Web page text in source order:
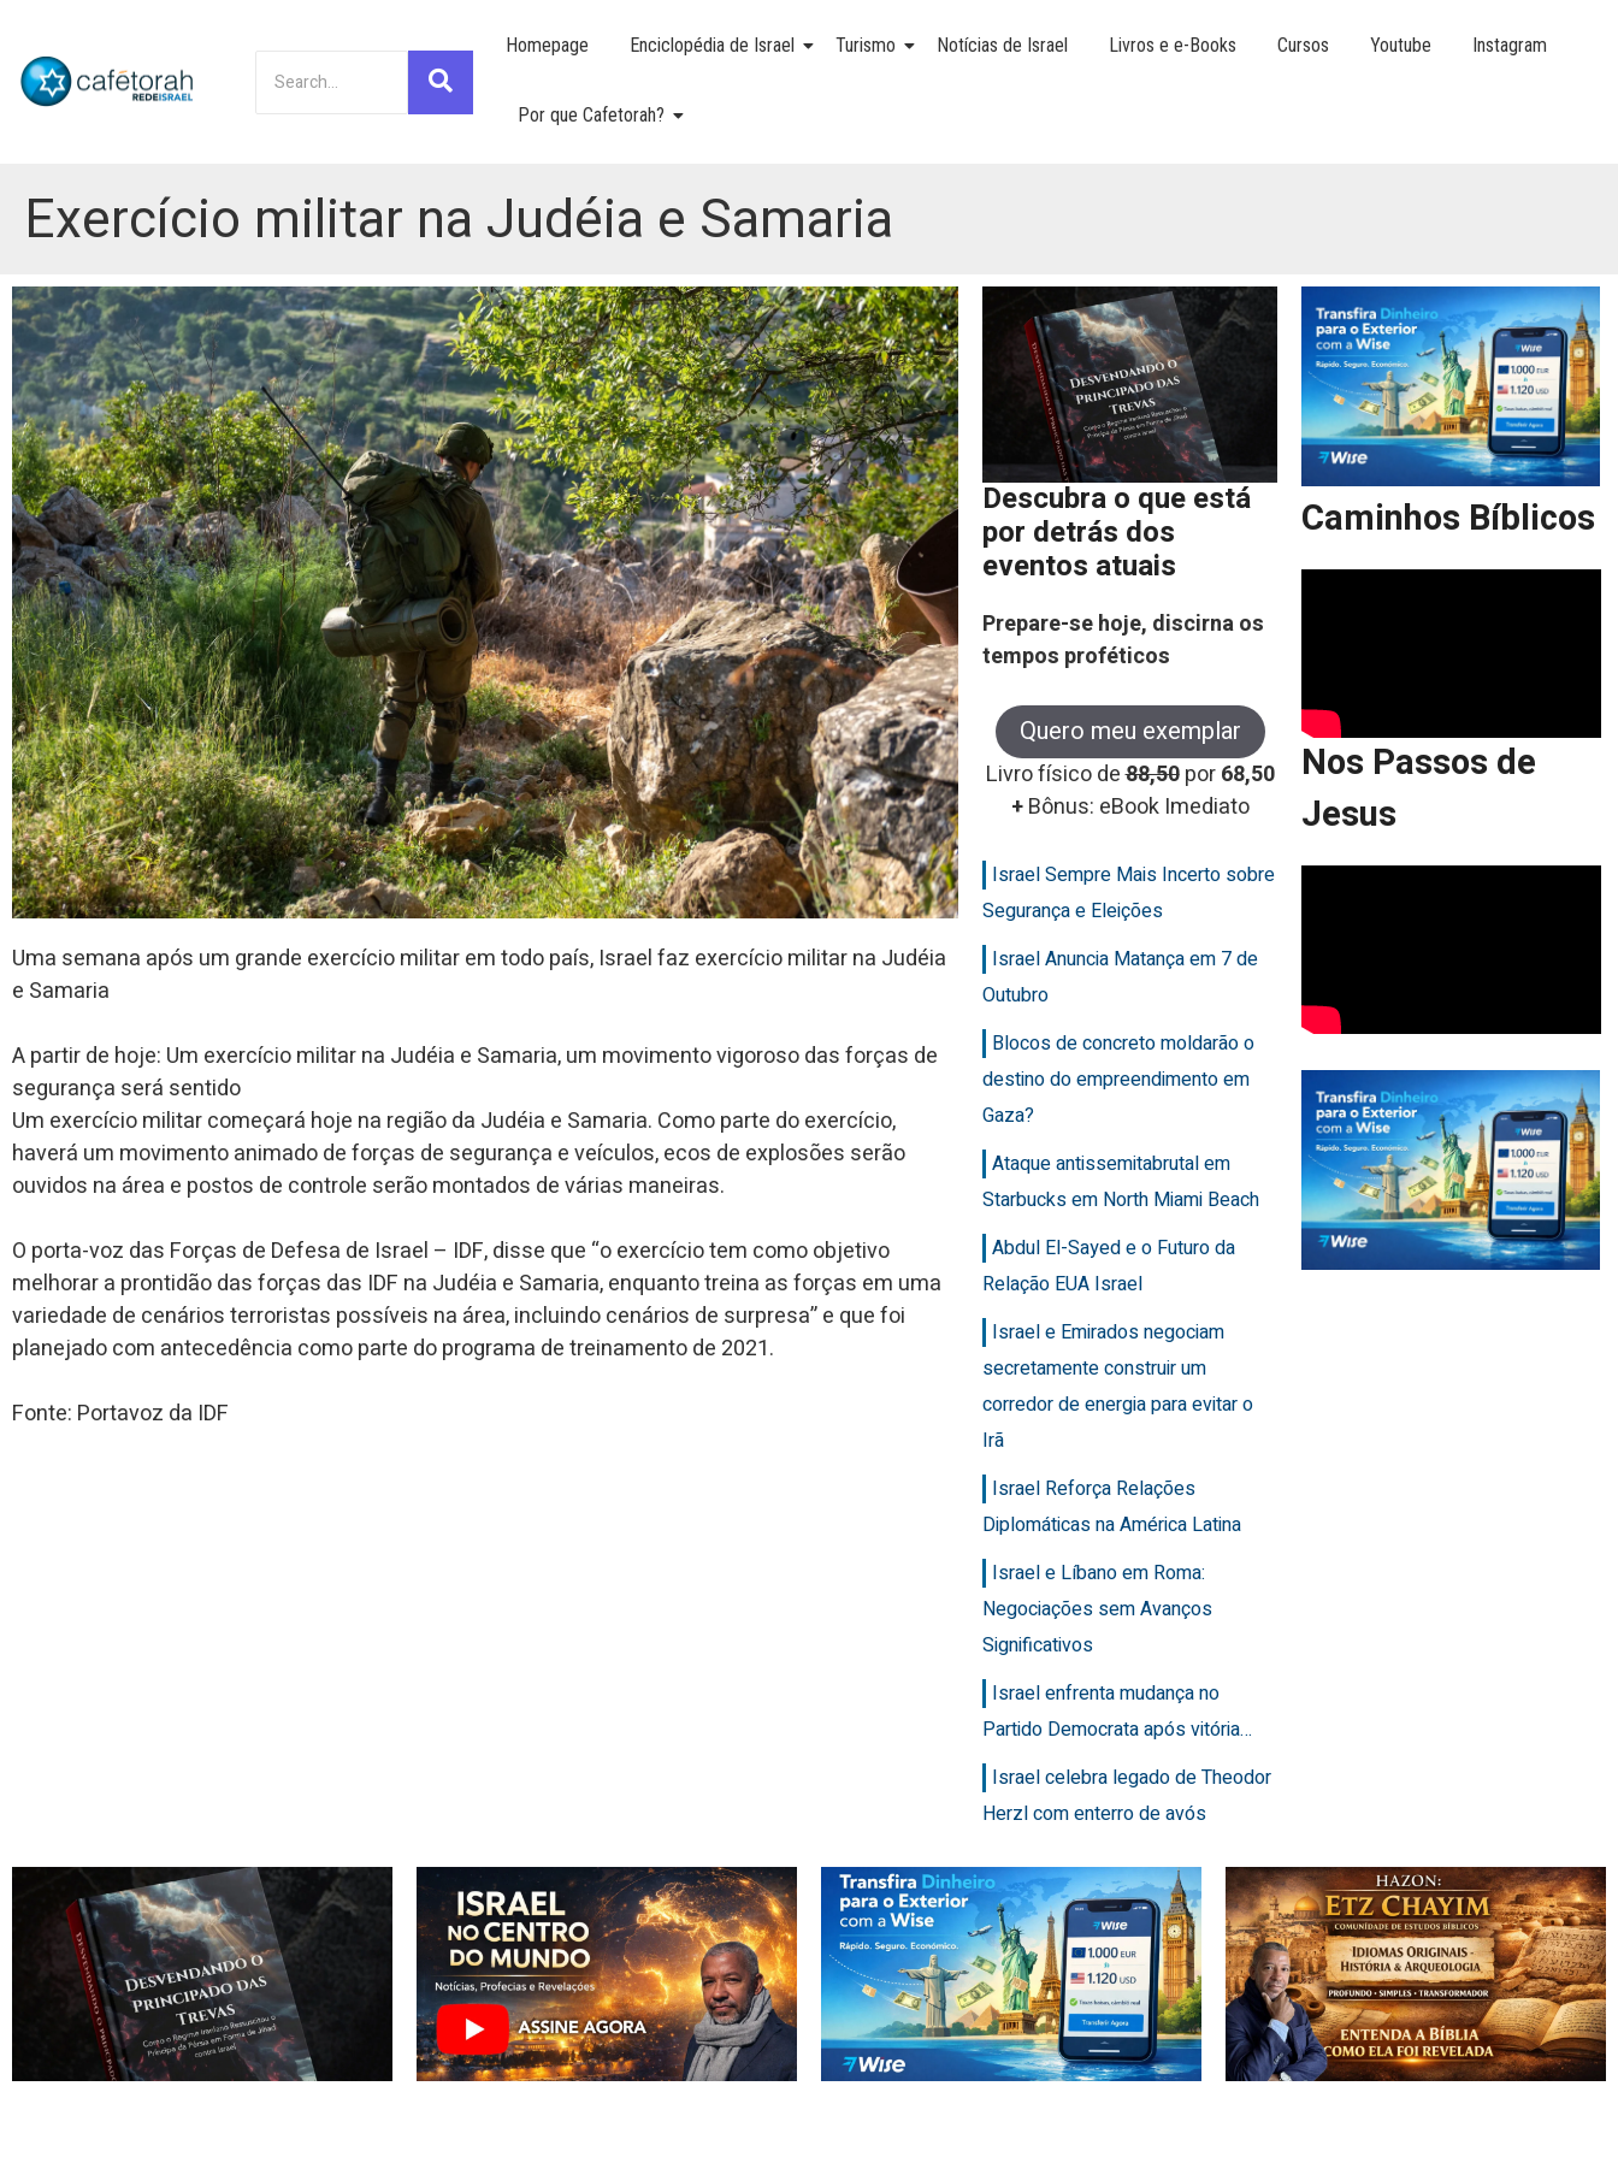
Homepage Enciclopédia de Israel Turismo Notícias de Israel Livros e e-Books Cursos Youtube Instagram
Por que Cafetorah?
Exercício militar na Judéia e Samaria
Uma semana após um grande exercício militar em todo país, Israel faz exercício militar na Judéia
e Samaria
A partir de hoje: Um exercício militar na Judéia e Samaria, um movimento vigoroso das forças de
segurança será sentido
Um exercício militar começará hoje na região da Judéia e Samaria. Como parte do exercício,
haverá um movimento animado de forças de segurança e veículos, ecos de explosões serão
ouvidos na área e postos de controle serão montados de várias maneiras.
O porta-voz das Forças de Defesa de Israel – IDF, disse que “o exercício tem como objetivo
melhorar a prontidão das forças das IDF na Judéia e Samaria, enquanto treina as forças em uma
variedade de cenários terroristas possíveis na área, incluindo cenários de surpresa” e que foi
planejado com antecedência como parte do programa de treinamento de 2021.
Fonte: Portavoz da IDF
Descubra o que está
por detrás dos
eventos atuais
Prepare-se hoje, discirna os
tempos proféticos
Quero meu exemplar
Livro físico de88,50 por68,50
+Bônus: eBook Imediato
Israel Sempre Mais Incerto sobre
Segurança e Eleições
Israel Anuncia Matança em 7 de
Outubro
Blocos de concreto moldarão o
destino do empreendimento em
Gaza?
Ataque antissemitabrutal em
Starbucks em North Miami Beach
Abdul El-Sayed e o Futuro da
Relação EUA Israel
Israel e Emirados negociam
secretamente construir um
corredor de energia para evitar o
Irã
Israel Reforça Relações
Diplomáticas na América Latina
Israel e Líbano em Roma:
Negociações sem Avanços
Significativos
Israel enfrenta mudança no
Partido Democrata após vitória…
Israel celebra legado de Theodor
Herzl com enterro de avós
Caminhos Bíblicos
Nos Passos de
Jesus